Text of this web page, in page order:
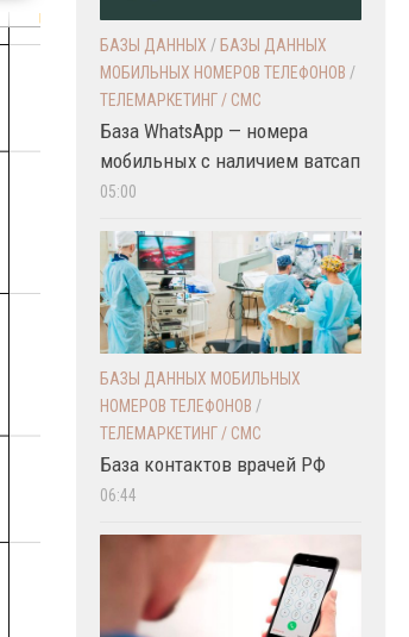
БАЗЫ ДАННЫХ /БАЗЫ ДАННЫХ
МОБИЛЬНЫХ НОМЕРОВ ТЕЛЕФОНОВ /
ТЕЛЕМАРКЕТИНГ / СМС
База WhatsApp — номера
мобильных с наличием ватсап
05:00
БАЗЫ ДАННЫХ МОБИЛЬНЫХ
НОМЕРОВ ТЕЛЕФОНОВ /
ТЕЛЕМАРКЕТИНГ / СМС
База контактов врачей РФ
06:44